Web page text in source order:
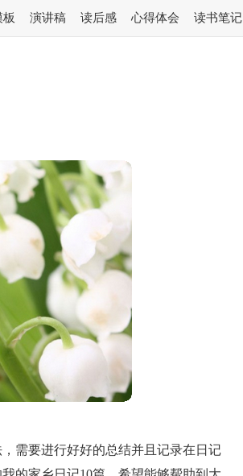
演讲稿 读后感 心得体会 读书笔记
需要进行好好的总结并且记录在日记